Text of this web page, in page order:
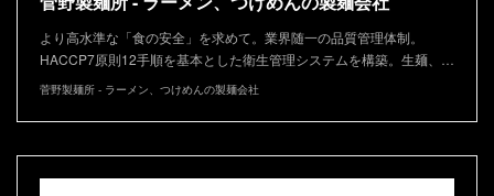
より高水準な「食の安全」を求めて。業界随一の品質管理体制。
HACCP7原則12手順を基本とした衛生管理システムを構築。生麺、…
菅野製麺所 - ラーメン、つけめんの製麺会社